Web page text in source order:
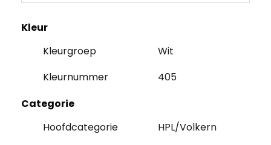
Kleur
Kleurgroep
Wit
Kleurnummer
405
Categorie
Hoofdcategorie
HPL/Volkern